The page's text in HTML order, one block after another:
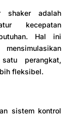
shaker adalah
kecepatan
Hal ini
perangkat,
fleksibel.
sistem kontrol